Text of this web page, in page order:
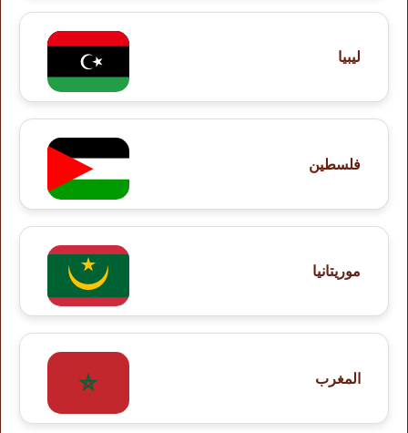
ليبيا
فلسطين
موريتانيا
المغرب